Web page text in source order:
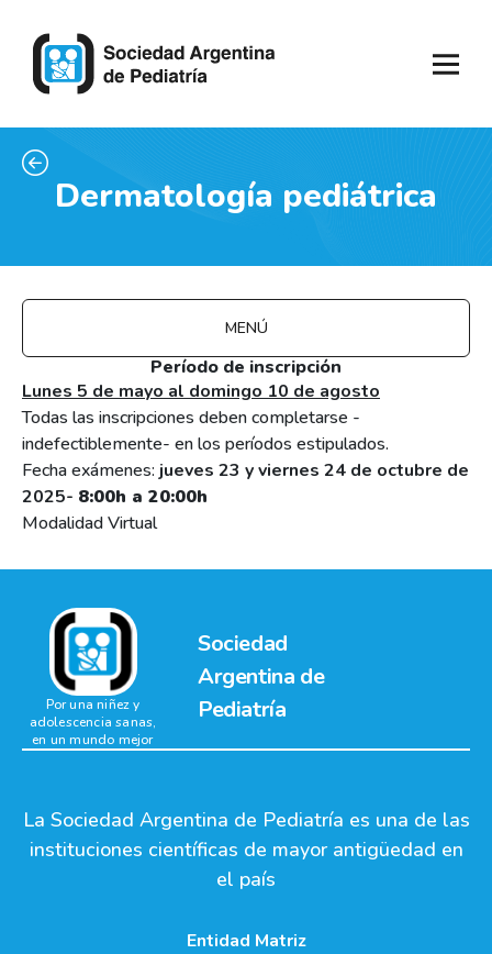
Dermatología pediátrica
MENÚ
Período de inscripción
Lunes 5 de mayo al domingo 10 de agosto
Todas las inscripciones deben completarse -
indefectiblemente- en los períodos estipulados.
Fecha exámenes: jueves 23 y viernes 24 de octubre de
2025- 8:00h a 20:00h
Modalidad Virtual
Sociedad
Argentina de
Pediatría
Por una niñez y
adolescencia sanas,
en un mundo mejor
La Sociedad Argentina de Pediatría es una de las
instituciones científicas de mayor antigüedad en
el país
Entidad Matriz